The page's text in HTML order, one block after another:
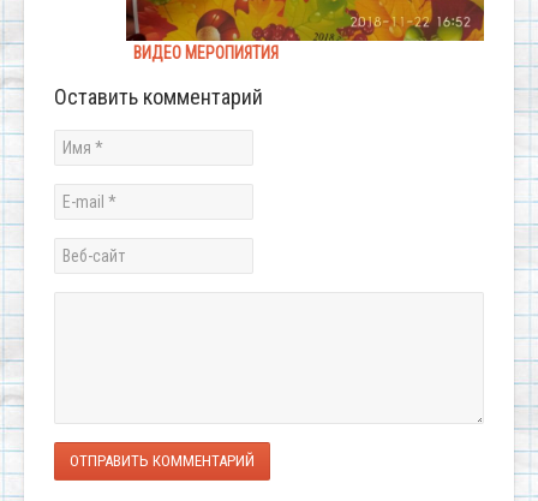
ВИДЕО МЕРОПИЯТИЯ
Оставить комментарий
ОТПРАВИТЬ КОММЕНТАРИЙ